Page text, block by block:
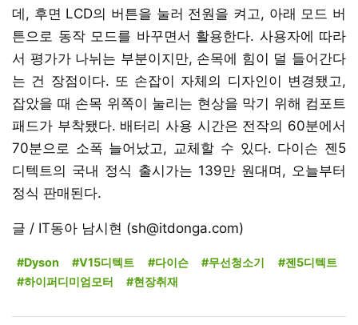
데, 후면 LCD의 버튼을 눌러 전원을 켜고, 아래 모드 버
튼으로 동작 모드를 바꾸면서 활용한다. 사용자에 따라
서 평가가 나뉘는 부분이지만, 손목에 힘이 덜 들어간다
는 건 장점이다. 또 손잡이 자체의 디자인이 변경됐고,
잡았을 때 손목 위쪽이 눌리는 현상을 막기 위해 컴포트
패드가 부착됐다. 배터리 사용 시간은 전작의 60분에서
70분으로 소폭 늘어났고, 교체할 수 있다. 다이슨 젠5
디텍트의 국내 정식 출시가는 139만 원대며, 오늘부터
정식 판매된다.
글 / IT동아 남시현 (sh@itdonga.com)
#Dyson #V15디텍트 #다이슨 #무선청소기
#젠5디텍트
#하이퍼디미엄모터
#현장취재